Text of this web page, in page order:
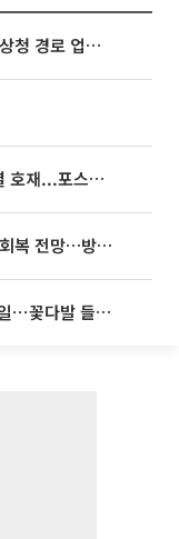
태풍 '돌핀' 오키나와 접근…일본기상청 경로 업데이트
[증시키워드] 반도체 충격 뚫은 개별 호재...포스코퓨처엠·에코프로·한화솔루션 '눈길'
iM "LIG D&A, 천궁-II 매출 하반기 회복 전망…방산 톱픽 유지"
아옳이, 한의사 김형배와 벌써 200일⋯꽃다발 들고 "프러포즈 아냐"